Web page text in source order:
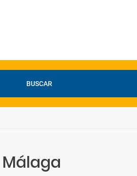
BUSCAR